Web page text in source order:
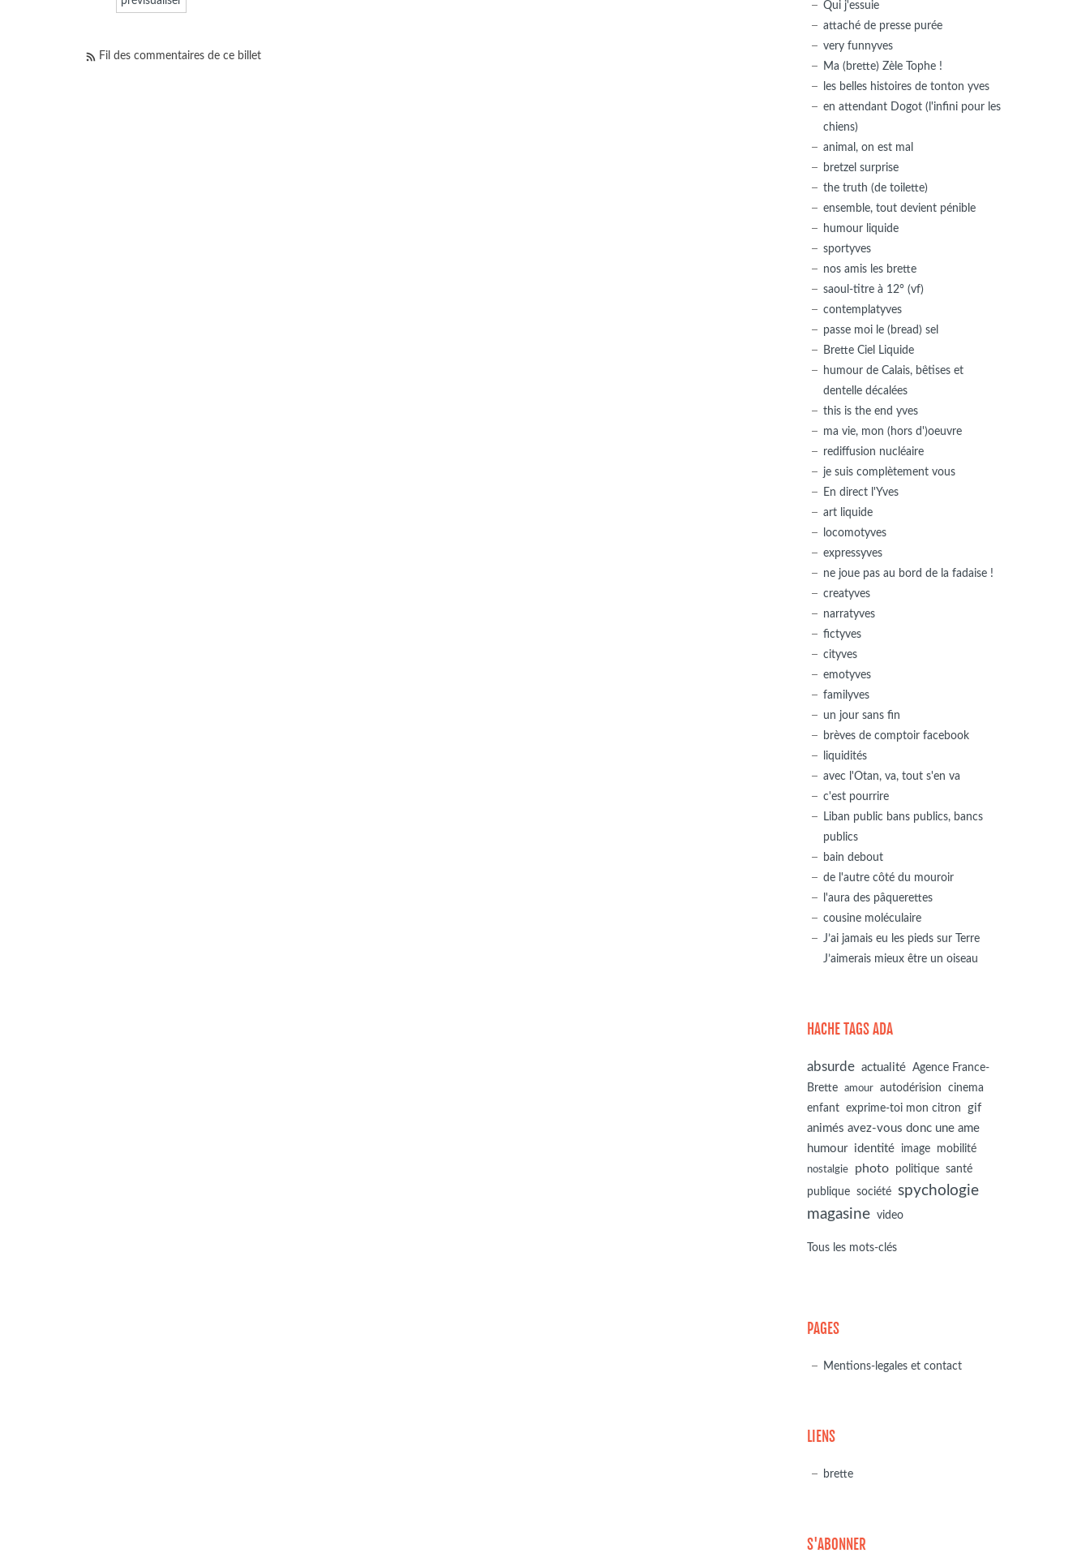
Fil des commentaires de ce billet
Qui j'essuie
attaché de presse purée
very funnyves
Ma (brette) Zèle Tophe !
les belles histoires de tonton yves
en attendant Dogot (l'infini pour les
chiens)
animal, on est mal
bretzel surprise
the truth (de toilette)
ensemble, tout devient pénible
humour liquide
sportyves
nos amis les brette
saoul-titre à 12° (vf)
contemplatyves
passe moi le (bread) sel
Brette Ciel Liquide
humour de Calais, bêtises et
dentelle décalées
this is the end yves
ma vie, mon (hors d')oeuvre
rediffusion nucléaire
je suis complètement vous
En direct l'Yves
art liquide
locomotyves
expressyves
ne joue pas au bord de la fadaise !
creatyves
narratyves
fictyves
cityves
emotyves
familyves
un jour sans fin
brèves de comptoir facebook
liquidités
avec l'Otan, va, tout s'en va
c'est pourrire
Liban public bans publics, bancs
publics
bain debout
de l'autre côté du mouroir
l'aura des pâquerettes
cousine moléculaire
J’ai jamais eu les pieds sur Terre
J’aimerais mieux être un oiseau
HACHE TAGS ADA
absurde actualité Agence France-
Brette
amour autodérision
cinema
enfant exprime-toi mon citron
gif
animés avez-vous donc une ame
humour identité image mobilité
nostalgie photo politique santé
publique société spychologie
magasine video
Tous les mots-clés
PAGES
Mentions-legales et contact
LIENS
brette
S'ABONNER